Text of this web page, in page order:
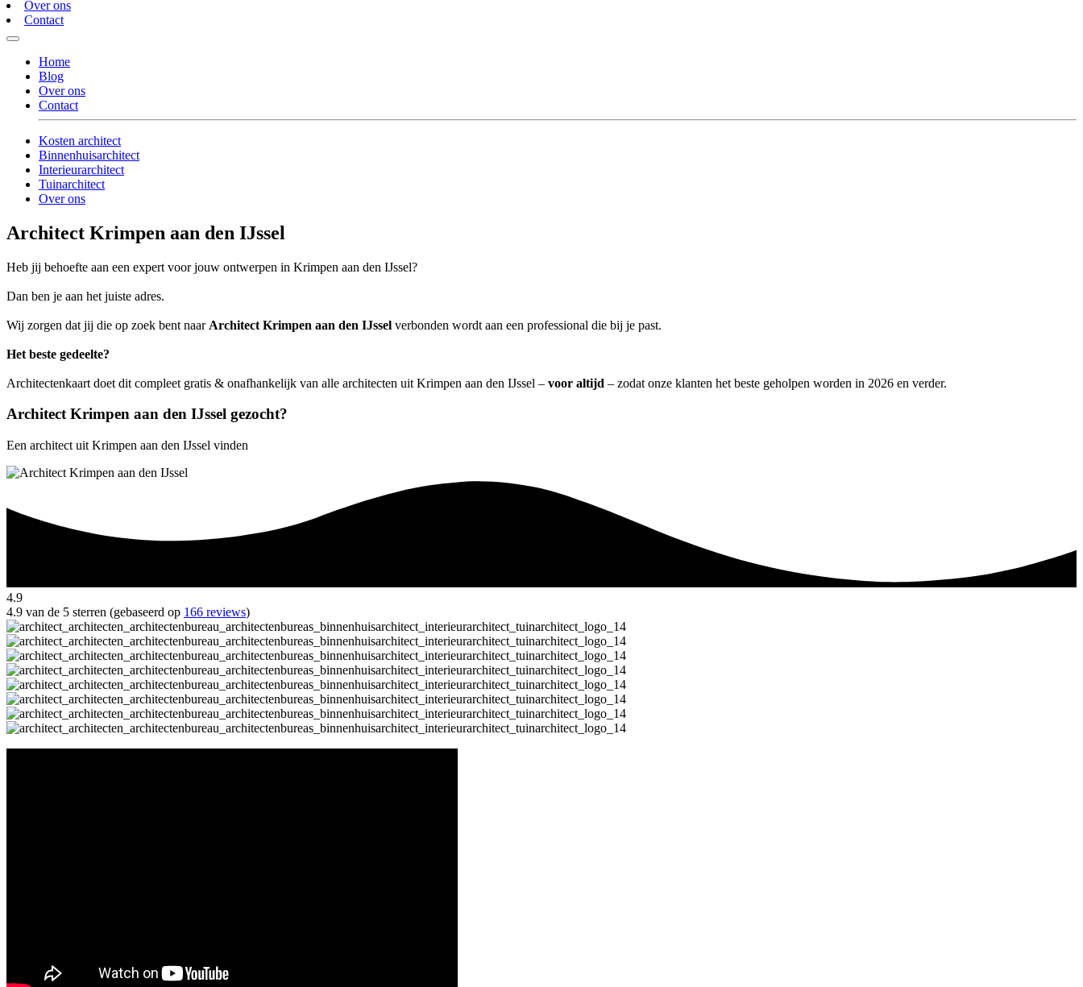
Over ons
Contact
Home
Blog
Over ons
Contact
Kosten architect
Binnenhuisarchitect
Interieurarchitect
Tuinarchitect
Over ons
Architect Krimpen aan den IJssel
Heb jij behoefte aan een expert voor jouw ontwerpen in Krimpen aan den IJssel?
Dan ben je aan het juiste adres.
Wij zorgen dat jij die op zoek bent naar Architect Krimpen aan den IJssel verbonden wordt aan een professional die bij je past.
Het beste gedeelte?
Architectenkaart doet dit compleet gratis & onafhankelijk van alle architecten uit Krimpen aan den IJssel – voor altijd – zodat onze klanten het beste geholpen worden in 2026 en verder.
Architect Krimpen aan den IJssel gezocht?
Een architect uit Krimpen aan den IJssel vinden
4.9
4.9 van de 5 sterren (gebaseerd op 166 reviews)